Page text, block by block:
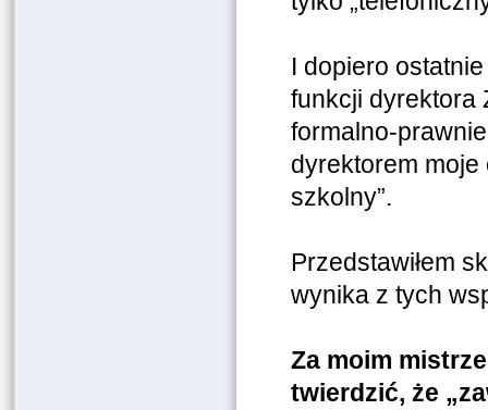
I dopiero
funkcji dyrektora
formalno-
dyrektorem moje
szkolny”.
Przedstawiłem
wynika z tych
Za moim
twierdzić, że